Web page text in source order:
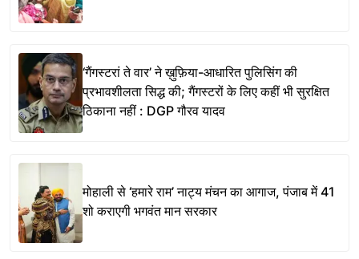
‘गैंगस्टरां ते वार’ ने ख़ुफ़िया-आधारित पुलिसिंग की
प्रभावशीलता सिद्ध की; गैंगस्टरों के लिए कहीं भी सुरक्षित
ठिकाना नहीं : DGP गौरव यादव
मोहाली से ‘हमारे राम’ नाट्य मंचन का आगाज, पंजाब में 41
शो कराएगी भगवंत मान सरकार